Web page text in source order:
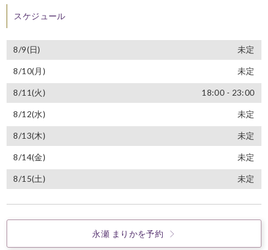
スケジュール
8/9(日) 未定
8/10(月) 未定
8/11(火) 18:00 - 23:00
8/12(水) 未定
8/13(木) 未定
8/14(金) 未定
8/15(土) 未定
永瀬 まりかを予約